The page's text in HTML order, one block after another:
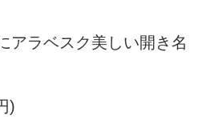
アラベスク美しい開き名
)